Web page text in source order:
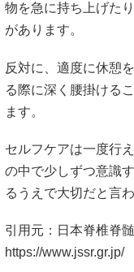
物を急に持ち上げた
があります。
反対に、適度に休憩
る際に深く腰掛ける
ます。
セルフケアは一度行
の中で少しずつ意識
るうえで大切だと言
引用元：日本脊椎脊
https://www.jssr.gr.jp/